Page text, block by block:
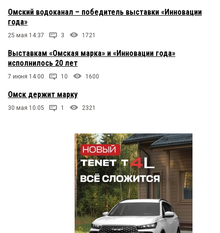
Омский водоканал – победитель выставки «Инновации
года»
25 мая 14:37 3 1721
Выставкам «Омская марка» и «Инновации года»
исполнилось 20 лет
7 июня 14:00 10 1600
Омск держит марку
30 мая 10:05 1 2321